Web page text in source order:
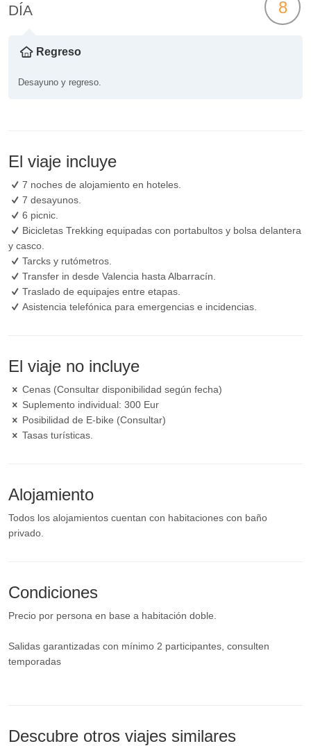
DÍA 8
Regreso
Desayuno y regreso.
El viaje incluye
7 noches de alojamiento en hoteles.
7 desayunos.
6 picnic.
Bicicletas Trekking equipadas con portabultos y bolsa delantera
y casco.
Tarcks y rutómetros.
Transfer in desde Valencia hasta Albarracín.
Traslado de equipajes entre etapas.
Asistencia telefónica para emergencias e incidencias.
El viaje no incluye
Cenas (Consultar disponibilidad según fecha)
Suplemento individual: 300 Eur
Posibilidad de E-bike (Consultar)
Tasas turísticas.
Alojamiento
Todos los alojamientos cuentan con habitaciones con baño
privado.
Condiciones
Precio por persona en base a habitación doble.
Salidas garantizadas con mínimo 2 participantes, consulten
temporadas
Descubre otros viajes similares